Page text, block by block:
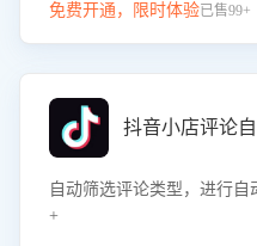
免费开通，限时体验已售99+
抖音小店评论
自动筛选评论类型，进行
+